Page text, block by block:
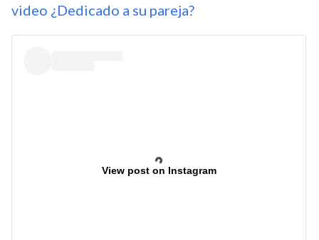
video ¿Dedicado a su pareja?
View post on Instagram